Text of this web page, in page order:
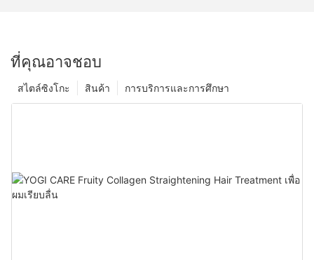
ที่คุณอาจชอบ
การบริการและการศึกษา
สินค้า
สไตล์ซิงโกะ